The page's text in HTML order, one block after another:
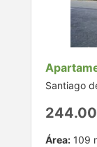
Santiago
Área: 109